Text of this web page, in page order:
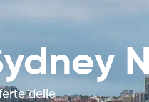
delle